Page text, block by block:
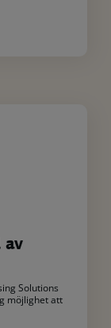
av
Solutions
möjlighet att